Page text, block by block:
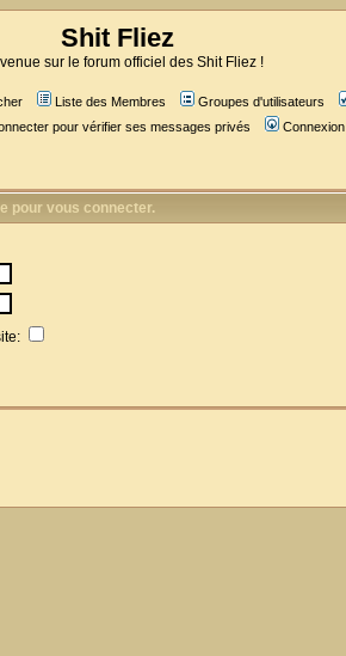
Shit Fliez
sur le forum officiel des Shit Fliez !
Liste des Membres Groupes d'utilisateurs
pour vérifier ses messages privés Connexion
pour vous connecter.